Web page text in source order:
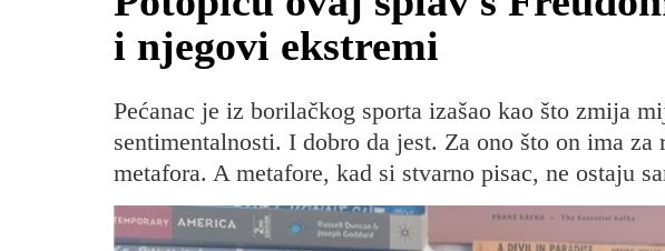
i njegovi ekstremi
Pećanac je iz borilačkog sporta izašao kao što zmija
sentimentalnosti. I dobro da jest. Za ono što on ima
metafora. A metafore, kad si stvarno pisac, ne ostaju